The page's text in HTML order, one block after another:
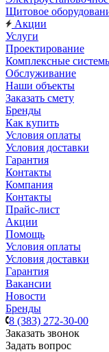
Щитовое
Акции
Услуги
Проектирование
Комплексные
Обслуживание
Наши объекты
Заказать смету
Бренды
Как купить
Условия оплаты
Условия доставки
Гарантия
Контакты
Компания
Контакты
Прайс-лист
Акции
Помощь
Условия оплаты
Условия доставки
Гарантия
Вакансии
Новости
Бренды
8 (383) 272-30-00
Заказать звонок
Задать вопрос